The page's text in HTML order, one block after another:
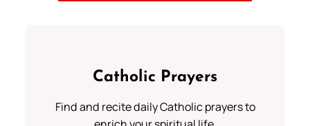
Catholic Prayers
Find and recite daily Catholic prayers to